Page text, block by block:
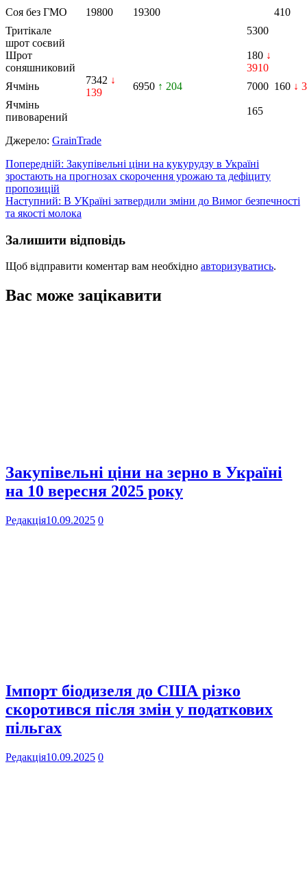
Соя без ГМО 19800 19300
410
Тритікале
5300
шрот соєвий
Шрот
соняшниковий
180 ↓
3910
Ячмінь
7342 ↓
139
6950 ↑ 204 7000 160 ↓ 3
Ячмінь
пивоварений
165
Джерело: GrainTrade
Навігація
записів
Попередній: Закупівельні ціни на кукурудзу в Україні
зростають на прогнозах скорочення урожаю та дефіциту
пропозицій
Наступний: В УКраїні затвердили зміни до Вимог безпечності
та якості молока
Залишити відповідь
Щоб відправити коментар вам необхідно авторизуватись.
Вас може зацікавити
Закупівельні ціни на зерно в Україні
на 10 вересня 2025 року
Редакція10.09.2025 0
Імпорт біодизеля до США різко
скоротився після змін у податкових
пільгах
Редакція10.09.2025 0